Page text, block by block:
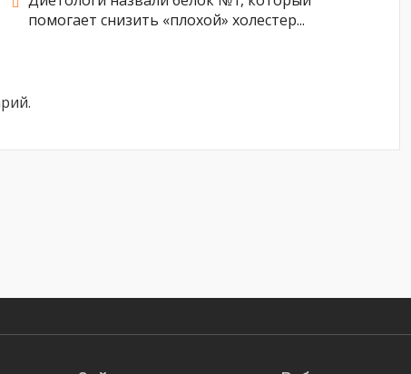
помогает снизить «плохой» холестер...